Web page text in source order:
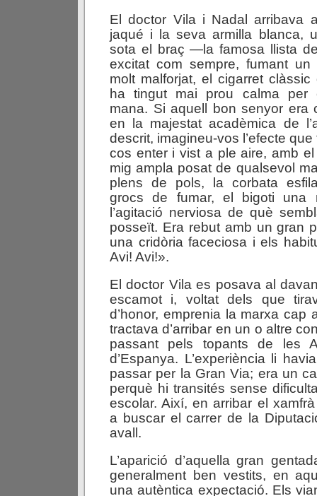
El doctor Vila i Nadal arribava
jaqué i la seva armilla blanca,
sota el braç —la famosa llista
excitat com sempre, fumant
molt malforjat, el cigarret clàssic
ha tingut mai prou calma per
mana. Si aquell bon senyor era
en la majestat acadèmica de
descrit, imagineu-vos l’efecte
cos enter i vist a ple aire, amb el
mig ampla posat de qualsevol
plens de pols, la corbata
grocs de fumar, el bigoti una
l’agitació nerviosa de què
posseït. Era rebut amb un gran
una cridòria faceciosa i els
Avi! Avi!».
El doctor Vila es posava al
escamot i, voltat dels que
d’honor, emprenia la marxa cap
tractava d’arribar en un o altre
passant pels topants de les
d’Espanya. L’experiència li
passar per la Gran Via; era un
perquè hi transités sense
escolar. Així, en arribar el
a buscar el carrer de la
avall.
L’aparició d’aquella gran
generalment ben vestits, en
una autèntica expectació. Els